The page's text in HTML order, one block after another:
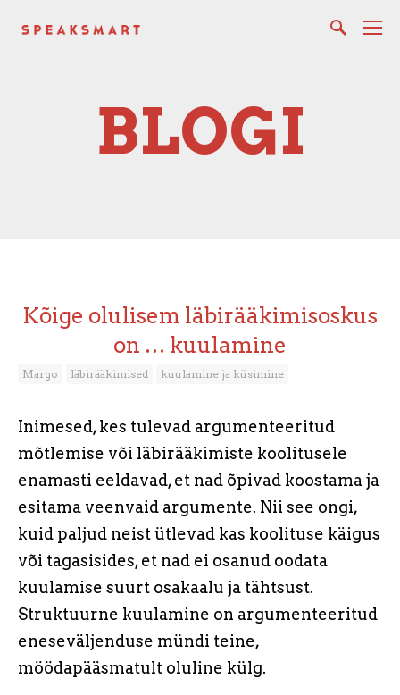
BLOGI
Kõige olulisem läbirääkimisoskus
on … kuulamine
Margo läbirääkimised kuulamine ja küsimine
Inimesed, kes tulevad argumenteeritud
mõtlemise või läbirääkimiste koolitusele
enamasti eeldavad, et nad õpivad koostama ja
esitama veenvaid argumente. Nii see ongi,
kuid paljud neist ütlevad kas koolituse käigus
või tagasisides, et nad ei osanud oodata
kuulamise suurt osakaalu ja tähtsust.
Struktuurne kuulamine on argumenteeritud
eneseväljenduse mündi teine,
möödapääsmatult oluline külg.